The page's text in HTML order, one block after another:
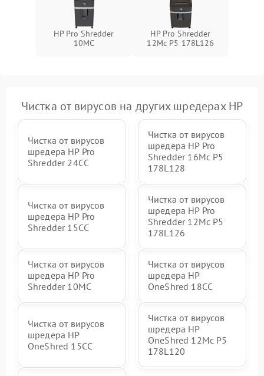
HP Pro Shredder
10MC
HP Pro Shredder
12Mc P5 178L126
Чистка от вирусов на других шредерах HP
Чистка от вирусов
шредера HP Pro
Shredder 24CC
Чистка от вирусов
шредера HP Pro
Shredder 16Mc P5
178L128
Чистка от вирусов
шредера HP Pro
Shredder 15CC
Чистка от вирусов
шредера HP Pro
Shredder 12Mc P5
178L126
Чистка от вирусов
шредера HP Pro
Shredder 10MC
Чистка от вирусов
шредера HP
OneShred 18CC
Чистка от вирусов
шредера HP
OneShred 15CC
Чистка от вирусов
шредера HP
OneShred 12Mc P5
178L120